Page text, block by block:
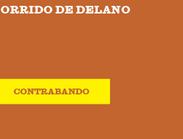
DE DELANO
CONTRABANDO